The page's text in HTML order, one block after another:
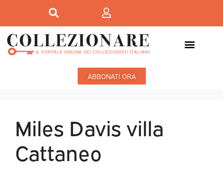
ABBONATI ORA
Miles Davis villa
Cattaneo